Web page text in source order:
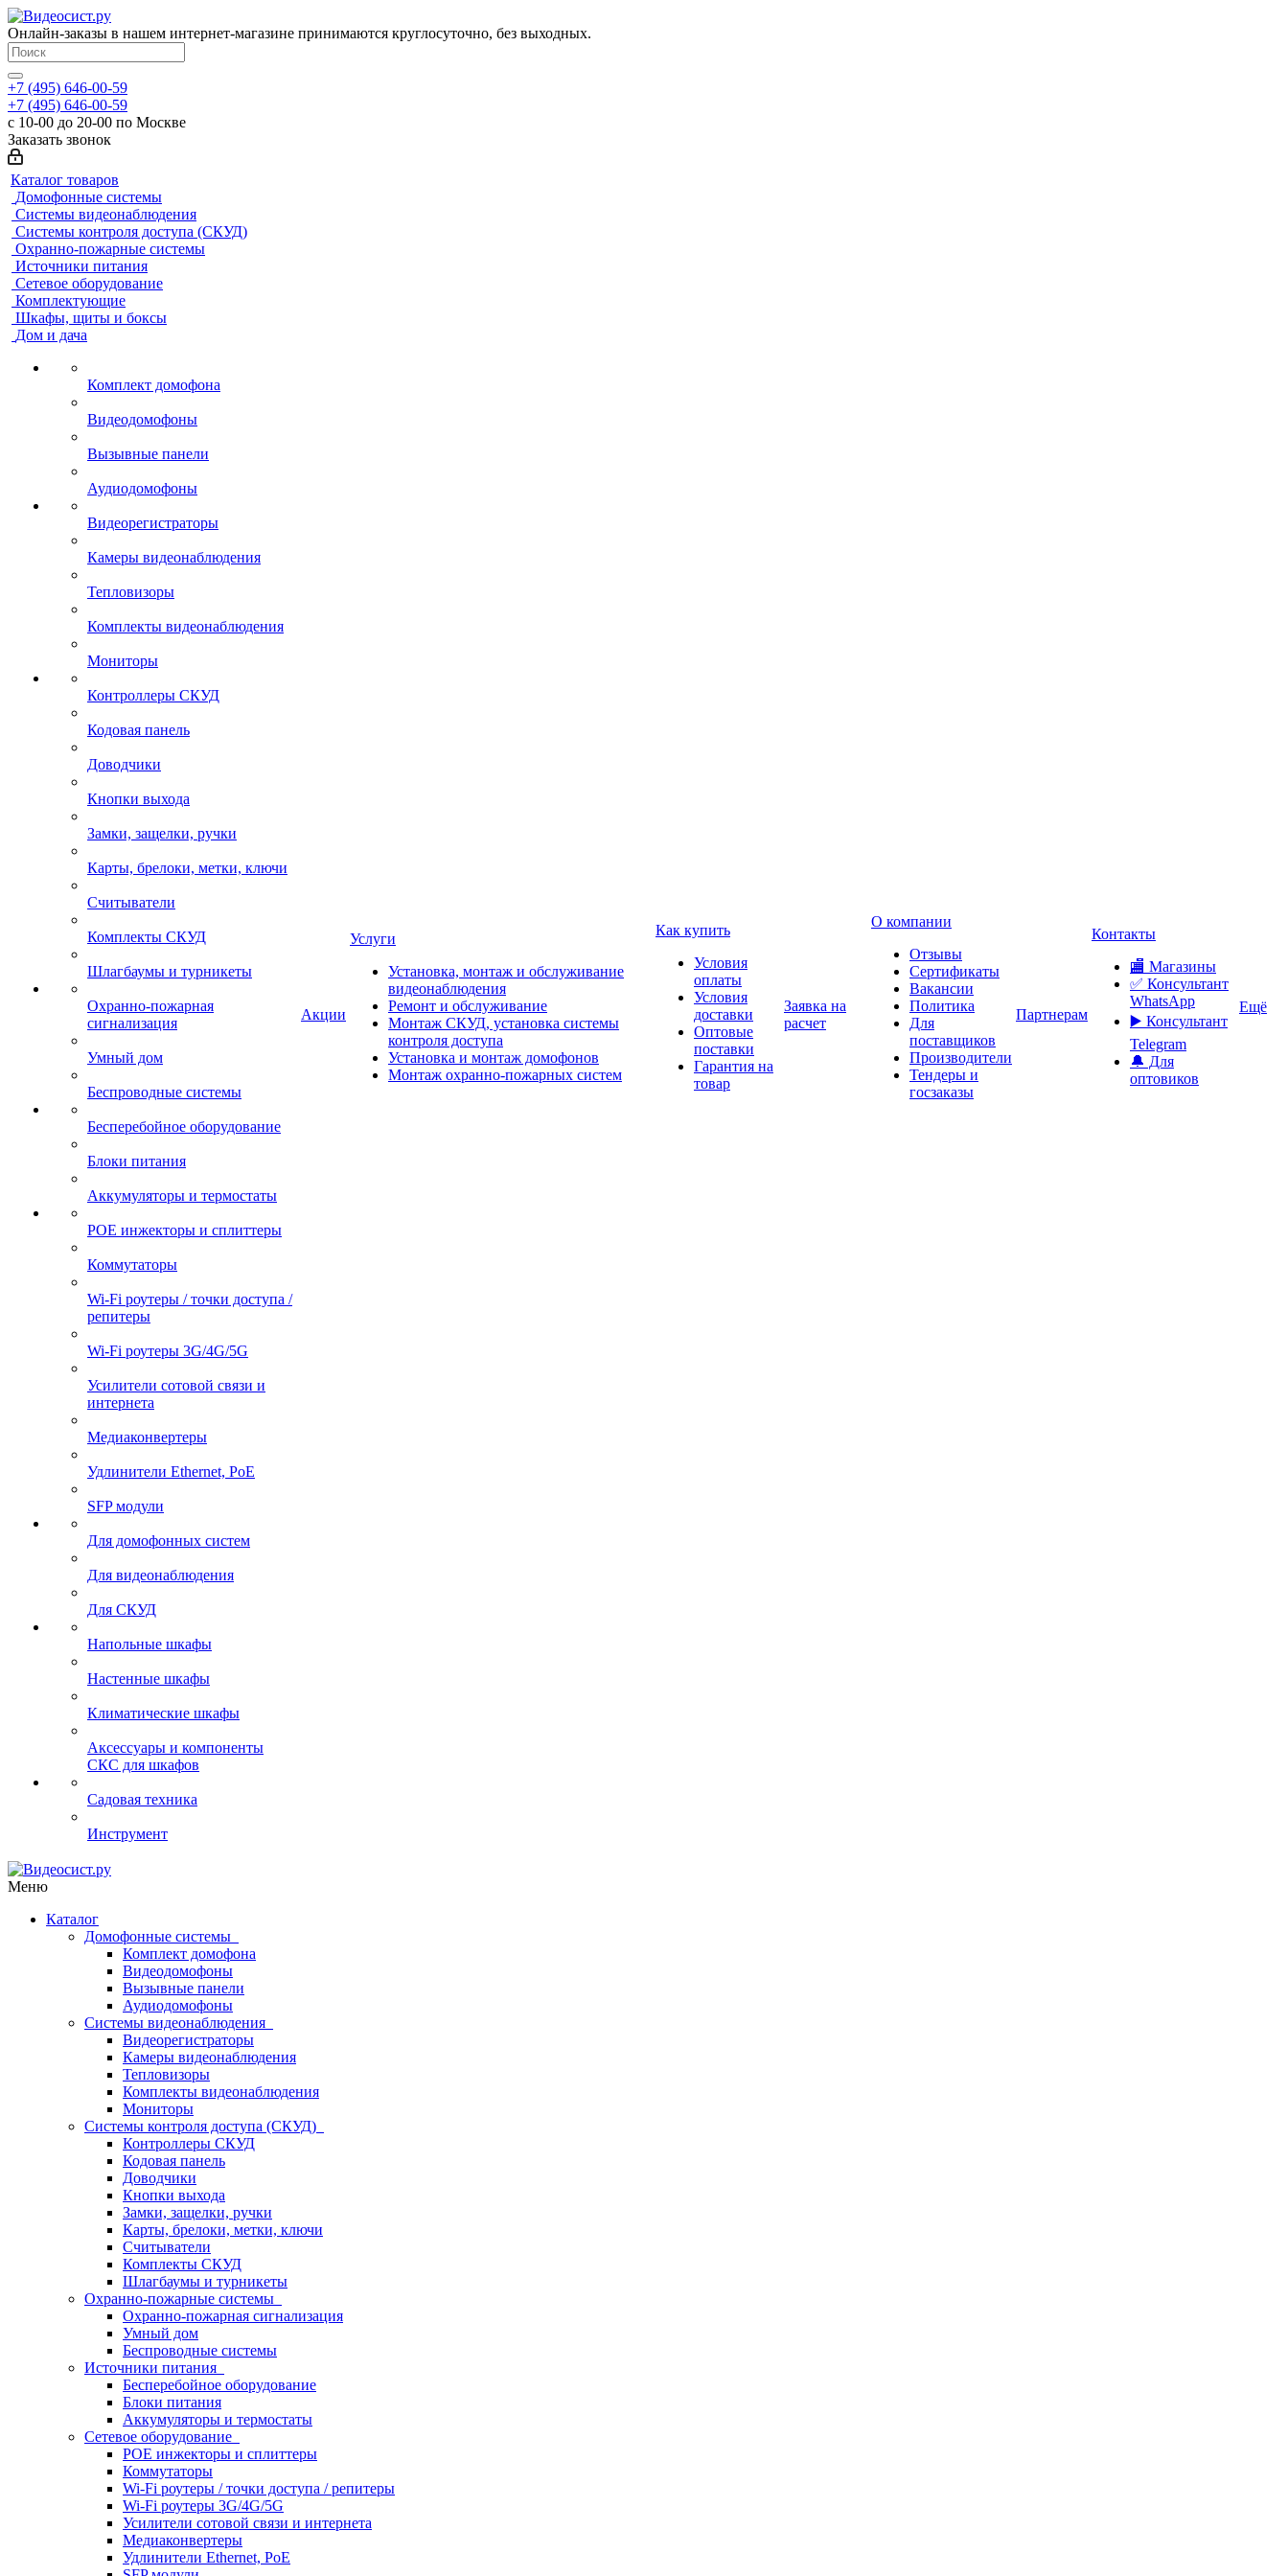
Онлайн-заказы в нашем интернет-магазине принимаются круглосуточно, без выходных.
+7 (495) 646-00-59
+7 (495) 646-00-59
с 10-00 до 20-00 по Москве
Заказать звонок
Каталог товаров
Домофонные системы
Системы видеонаблюдения
Системы контроля доступа (СКУД)
Охранно-пожарные системы
Источники питания
Сетевое оборудование
Комплектующие
Шкафы, щиты и боксы
Дом и дача
Комплект домофона
Видеодомофоны
Вызывные панели
Аудиодомофоны
Видеорегистраторы
Камеры видеонаблюдения
Тепловизоры
Комплекты видеонаблюдения
Мониторы
Контроллеры СКУД
Кодовая панель
Доводчики
Кнопки выхода
Замки, защелки, ручки
Карты, брелоки, метки, ключи
Считыватели
Комплекты СКУД
Шлагбаумы и турникеты
Охранно-пожарная
сигнализация
Умный дом
Беспроводные системы
Бесперебойное оборудование
Блоки питания
Аккумуляторы и термостаты
POE инжекторы и сплиттеры
Коммутаторы
Wi-Fi роутеры / точки доступа /
репитеры
Wi-Fi роутеры 3G/4G/5G
Усилители сотовой связи и
интернета
Медиаконвертеры
Удлинители Ethernet, PoE
SFP модули
Для домофонных систем
Для видеонаблюдения
Для СКУД
Напольные шкафы
Настенные шкафы
Климатические шкафы
Аксессуары и компоненты
СКС для шкафов
Садовая техника
Инструмент
Акции
Услуги
Установка, монтаж и обслуживание
видеонаблюдения
Ремонт и обслуживание
Монтаж СКУД, установка системы
контроля доступа
Установка и монтаж домофонов
Монтаж охранно-пожарных систем
Как купить
Условия
оплаты
Условия
доставки
Оптовые
поставки
Гарантия на
товар
Заявка на
расчет
О компании
Отзывы
Сертификаты
Вакансии
Политика
Для
поставщиков
Производители
Тендеры и
госзаказы
Партнерам
Контакты
🏬 Магазины
✅️ Консультант
WhatsApp
▶️ Консультант
Telegram
🔔 Для
оптовиков
Ещё
Меню
Каталог
Домофонные системы
Комплект домофона
Видеодомофоны
Вызывные панели
Аудиодомофоны
Системы видеонаблюдения
Видеорегистраторы
Камеры видеонаблюдения
Тепловизоры
Комплекты видеонаблюдения
Мониторы
Системы контроля доступа (СКУД)
Контроллеры СКУД
Кодовая панель
Доводчики
Кнопки выхода
Замки, защелки, ручки
Карты, брелоки, метки, ключи
Считыватели
Комплекты СКУД
Шлагбаумы и турникеты
Охранно-пожарные системы
Охранно-пожарная сигнализация
Умный дом
Беспроводные системы
Источники питания
Бесперебойное оборудование
Блоки питания
Аккумуляторы и термостаты
Сетевое оборудование
POE инжекторы и сплиттеры
Коммутаторы
Wi-Fi роутеры / точки доступа / репитеры
Wi-Fi роутеры 3G/4G/5G
Усилители сотовой связи и интернета
Медиаконвертеры
Удлинители Ethernet, PoE